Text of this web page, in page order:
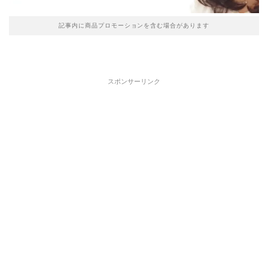
記事内に商品プロモーションを含む場合があります
スポンサーリンク